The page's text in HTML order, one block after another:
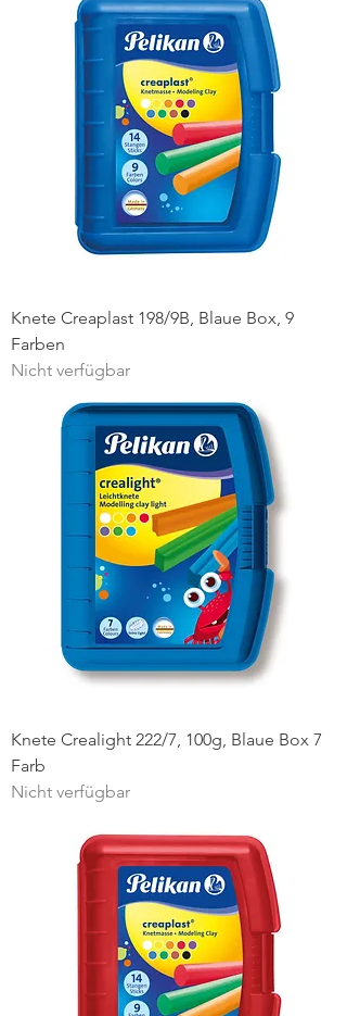
Knete Creaplast 198/9B, Blaue Box, 9
Farben
Nicht verfügbar
Knete Crealight 222/7, 100g, Blaue Box 7
Farb
Nicht verfügbar